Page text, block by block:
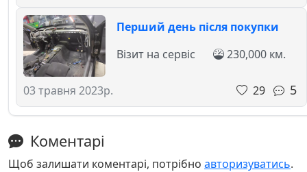
Перший день після покупки
03 травня 2023р.
Візит на сервіс 230,000 км.
29 5
Коментарі
Щоб залишати коментарі, потрібно авторизуватись.